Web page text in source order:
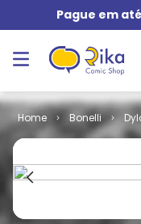
Pague em
Bonelli